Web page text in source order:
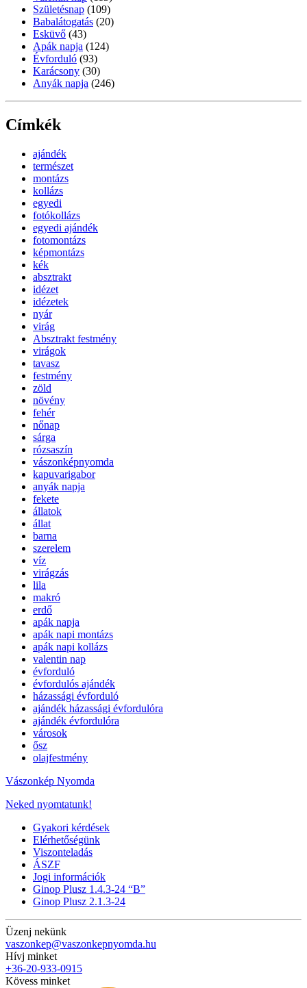
Születésnap (109)
Babalátogatás (20)
Esküvő (43)
Apák napja (124)
Évforduló (93)
Karácsony (30)
Anyák napja (246)
Címkék
ajándék
természet
montázs
kollázs
egyedi
fotókollázs
egyedi ajándék
fotomontázs
képmontázs
kék
absztrakt
idézet
idézetek
nyár
virág
Absztrakt festmény
virágok
tavasz
festmény
zöld
növény
fehér
nőnap
sárga
rózsaszín
vászonképnyomda
kapuvarigabor
anyák napja
fekete
állatok
állat
barna
szerelem
víz
virágzás
lila
makró
erdő
apák napja
apák napi montázs
apák napi kollázs
valentin nap
évforduló
évfordulós ajándék
házassági évforduló
ajándék házassági évfordulóra
ajándék évfordulóra
városok
ősz
olajfestmény
Vászonkép Nyomda
Neked nyomtatunk!
Gyakori kérdések
Elérhetőségünk
Viszonteladás
ÁSZF
Jogi információk
Ginop Plusz 1.4.3-24 “B”
Ginop Plusz 2.1.3-24
Üzenj nekünk
vaszonkep@vaszonkepnyomda.hu
Hívj minket
+36-20-933-0915
Kövess minket